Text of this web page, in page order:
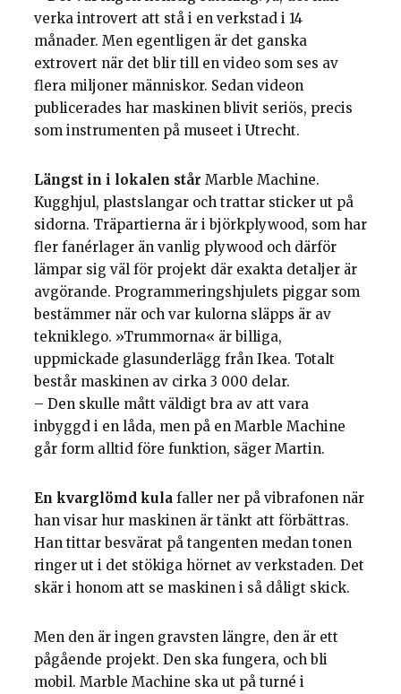
verka introvert att stå i en verkstad i 14
månader. Men egentligen är det ganska
extrovert när det blir till en video som ses av
flera miljoner människor. Sedan videon
publicerades har maskinen blivit seriös, precis
som instrumenten på museet i Utrecht.
Längst in i lokalen står Marble Machine.
Kugghjul, plastslangar och trattar sticker ut på
sidorna. Träpartierna är i björkplywood, som har
fler fanérlager än vanlig plywood och därför
lämpar sig väl för projekt där exakta detaljer är
avgörande. Programmeringshjulets piggar som
bestämmer när och var kulorna släpps är av
tekniklego. »Trummorna« är billiga,
uppmickade glasunderlägg från Ikea. Totalt
består maskinen av cirka 3 000 delar.
– Den skulle mått väldigt bra av att vara
inbyggd i en låda, men på en Marble Machine
går form alltid före funktion, säger Martin.
En kvarglömd kula faller ner på vibrafonen när
han visar hur maskinen är tänkt att förbättras.
Han tittar besvärat på tangenten medan tonen
ringer ut i det stökiga hörnet av verkstaden. Det
skär i honom att se maskinen i så dåligt skick.
Men den är ingen gravsten längre, den är ett
pågående projekt. Den ska fungera, och bli
mobil. Marble Machine ska ut på turné i